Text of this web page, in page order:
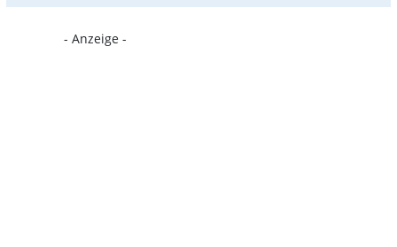
- Anzeige -